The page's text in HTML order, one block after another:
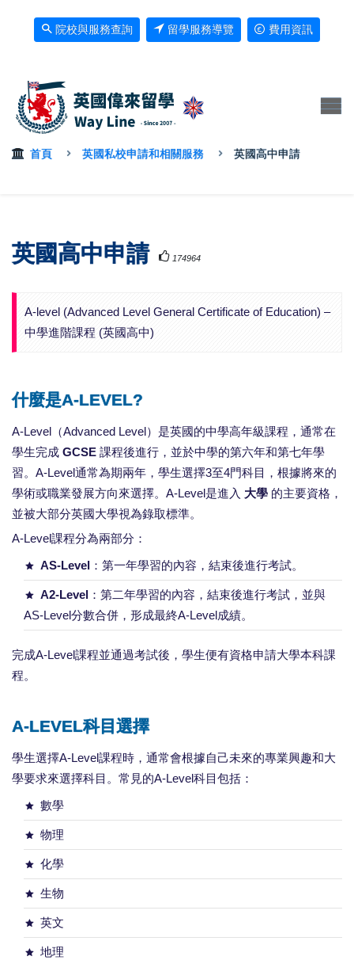
院校與服務查詢 留學服務導覽 費用資訊
首頁 英國私校申請和相關服務 英國高中申請
英國高中申請 174964
A-level (Advanced Level General Certificate of Education) –
中學進階課程 (英國高中)
什麼是A-LEVEL?
A-Level（Advanced Level）是英國的中學高年級課程，通常在
學生完成 GCSE 課程後進行，並於中學的第六年和第七年學
習。A-Level通常為期兩年，學生選擇3至4門科目，根據將來的
學術或職業發展方向來選擇。A-Level是進入 大學 的主要資格，
並被大部分英國大學視為錄取標準。
A-Level課程分為兩部分：
AS-Level ：第一年學習的內容，結束後進行考試。
A2-Level
：第二年學習的內容，結束後進行考試，並與
AS-Level分數合併，形成最終A-Level成績。
完成A-Level課程並通過考試後，學生便有資格申請大學本科課
程。
A-LEVEL科目選擇
學生選擇A-Level課程時，通常會根據自己未來的專業興趣和大
學要求來選擇科目。常見的A-Level科目包括：
數學
物理
化學
生物
英文
地理